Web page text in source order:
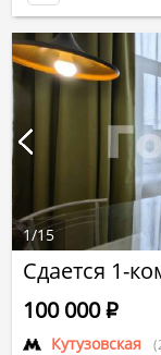
Сдается 1-
Кутузовская
100 000Р
1/15